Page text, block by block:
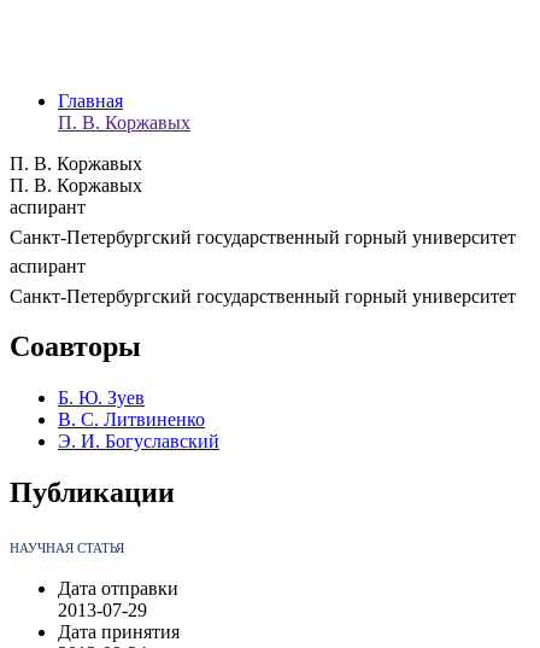
Главная
П. В. Коржавых
П. В. Коржавых
П. В. Коржавых
аспирант
Санкт-Петербургский государственный горный университет
аспирант
Санкт-Петербургский государственный горный университет
Соавторы
Б. Ю. Зуев
В. С. Литвиненко
Э. И. Богуславский
Публикации
НАУЧНАЯ СТАТЬЯ
Дата отправки
2013-07-29
Дата принятия